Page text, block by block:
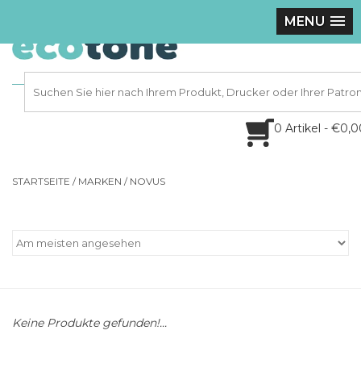
MENU
0 Artikel -
STARTSEITE / MARKEN / NOVUS
Keine Produkte gefunden!...